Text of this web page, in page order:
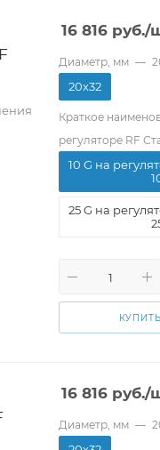
16 816 руб./
Диаметр, мм —
20х32
Краткое
регуляторе RF
10 G на
25 G на
16 816 руб./
Диаметр, мм —